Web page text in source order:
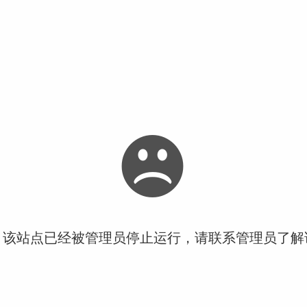
站点已经被管理员停止运行，请联系管理员了